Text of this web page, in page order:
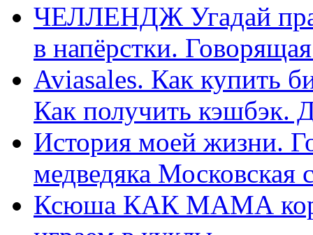
ЧЕЛЛЕНДЖ Угадай
в напёрстки.
Aviasales. Как купить
Как получить кэшбэк.
История моей жизни.
медведяка Московская
Ксюша КАК МАМА